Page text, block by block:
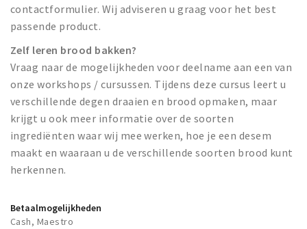
contactformulier. Wij adviseren u graag voor het best
passende product.
Zelf leren brood bakken?
Vraag naar de mogelijkheden voor deelname aan een van
onze workshops / cursussen. Tijdens deze cursus leert u
verschillende degen draaien en brood opmaken, maar
krijgt u ook meer informatie over de soorten
ingrediënten waar wij mee werken, hoe je een desem
maakt en waaraan u de verschillende soorten brood kunt
herkennen.
Betaalmogelijkheden
Cash, Maestro